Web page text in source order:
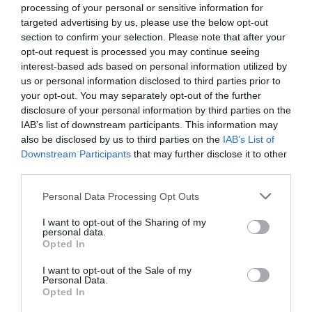
processing of your personal or sensitive information for
targeted advertising by us, please use the below opt-out
section to confirm your selection. Please note that after your
opt-out request is processed you may continue seeing
interest-based ads based on personal information utilized by
us or personal information disclosed to third parties prior to
your opt-out. You may separately opt-out of the further
disclosure of your personal information by third parties on the
IAB’s list of downstream participants. This information may
also be disclosed by us to third parties on the IAB’s List of
Downstream Participants that may further disclose it to other
Personal Data Processing Opt Outs
I want to opt-out of the Sharing of my
personal data.
Opted In
I want to opt-out of the Sale of my
Personal Data.
Opted In